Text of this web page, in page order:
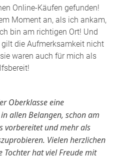
Online-Käufen gefunden!
Moment an, als ich ankam,
bin am richtigen Ort! Und
die Aufmerksamkeit nicht
waren auch für mich als
Oberklasse eine
allen Belangen, schon am
vorbereitet und mehr als
Vielen herzlichen
Tochter hat viel Freude mit